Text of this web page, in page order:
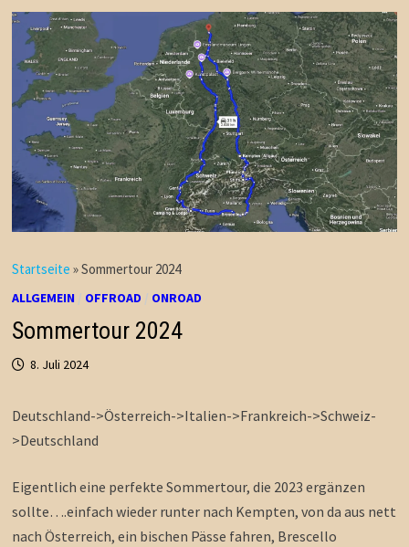
Startseite »Sommertour 2024
ALLGEMEIN / OFFROAD / ONROAD
Sommertour 2024
8. Juli 2024
Deutschland->Österreich->Italien->Frankreich->Schweiz-
>Deutschland
Eigentlich eine perfekte Sommertour, die 2023 ergänzen
sollte….einfach wieder runter nach Kempten, von da aus nett
nach Österreich, ein bischen Pässe fahren, Brescello